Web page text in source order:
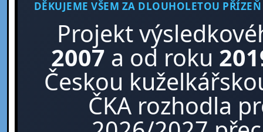
DĚKUJEME VŠEM ZA DLOUHOLETOU PŘÍZEŇ
Projekt
2007 a od roku
Českou
ČKA rozhodla